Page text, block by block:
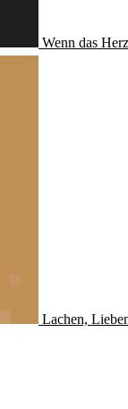
Wenn das
Lachen,